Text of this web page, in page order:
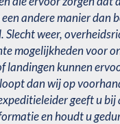
andere manier dan
Slecht weer,
mogelijkheden voor
landingen kunnen
dan wij op
geeft u bij
en houdt u